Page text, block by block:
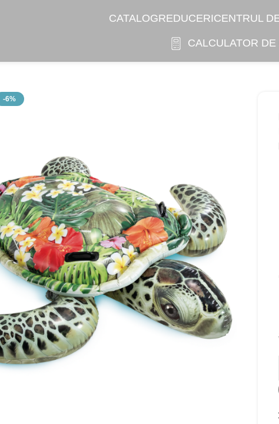
CATALOGREDUCERICENTRUL
CALCULATOR DE
-6%